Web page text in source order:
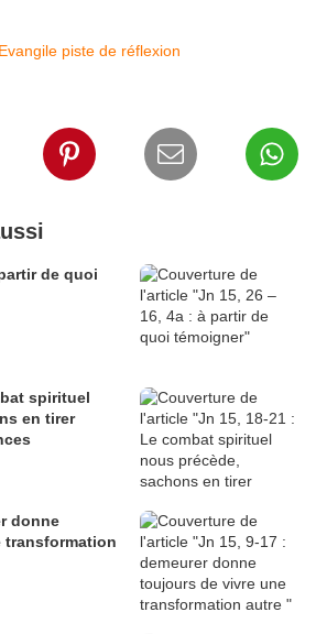
piste de réflexion
de quoi
spirituel
en tirer
donne
transformation